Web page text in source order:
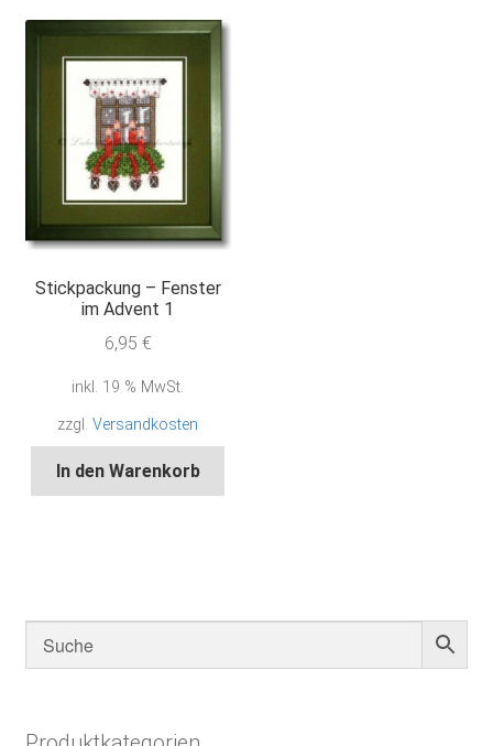
Stickpackung – Fenster
im Advent 1
6,95 €
inkl. 19 % MwSt.
zzgl.Versandkosten
In den Warenkorb